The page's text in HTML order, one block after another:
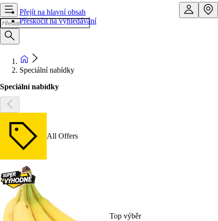
Přejít na hlavní obsah
Přeskočit na vyhledávání
Speciální nabídky
Speciální nabídky
All Offers
Top výběr